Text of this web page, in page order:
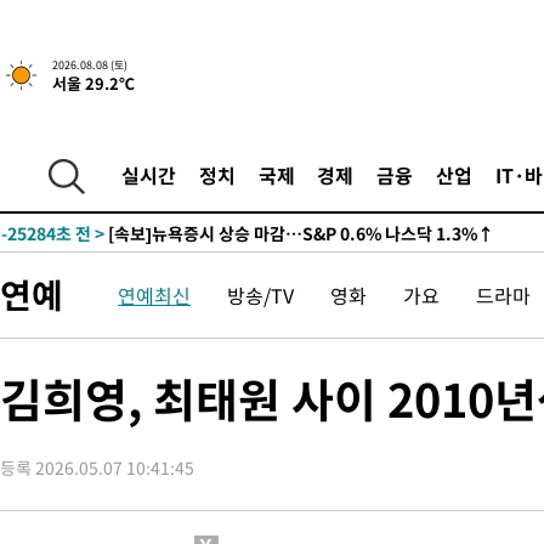
2026.08.08 (토)
서울 29.2℃
실시간 정치 국제 경제 금융 산업 IT·
-25284초 전 >
-32158초 전 > '최고 37도' 폭염 지속…강원동해안 최대 150㎜ 비
-32158초 전 >
'최고 37도' 폭염 지속…강원동해안 최대 150㎜ 비
-25284초 전 >[속보]뉴욕증시 상승 마감…S&P 0.6% 나스닥 1.3%↑
연예 연예최신 방송/TV 영화 가요 드라마
김희영, 최태원 사이 2010
등록 2026.05.07 10:41:45